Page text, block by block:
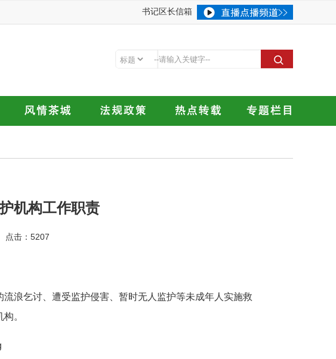
书记区长信箱
机构工作职责
点击：5207
浪乞讨、遭受监护侵害、暂时无人监护等未成年人实施救
。